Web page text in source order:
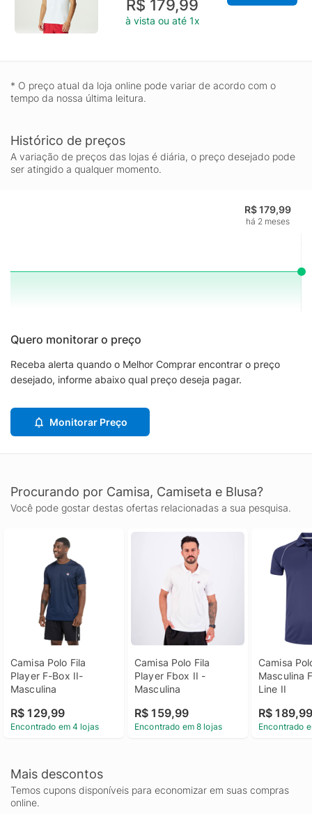
R$ 179,99
à vista ou até 1x
* O preço atual da loja online pode variar de acordo com o
tempo da nossa última leitura.
Histórico de preços
A variação de preços das lojas é diária, o preço desejado pode
ser atingido a qualquer momento.
R$ 179,99
há 2 meses
Quero monitorar o preço
Receba alerta quando o Melhor Comprar encontrar o preço
desejado, informe abaixo qual preço deseja pagar.
Monitorar Preço
Procurando por Camisa, Camiseta e Blusa?
Você pode gostar destas ofertas relacionadas a sua pesquisa.
Camisa Polo Fila
Player F-Box II-
Masculina
R$ 129,99
Encontrado em 4 lojas
Camisa Polo Fila
Player Fbox II -
Masculina
R$ 159,99
Encontrado em 8 lojas
Camisa
Masculina
Line II
R$
Encontrado
Mais descontos
Temos cupons disponíveis para economizar em suas compras
online.